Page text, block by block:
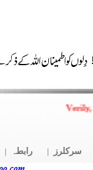
سرکلرز رابطہ